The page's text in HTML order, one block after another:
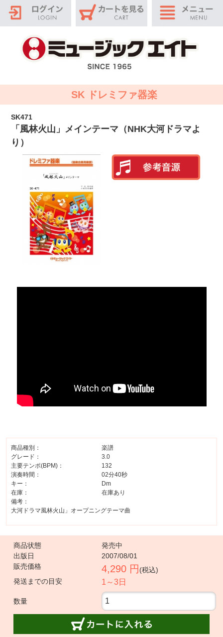
SK ドレミファ器楽
SK471
「風林火山」メインテーマ（NHK大河ドラマよ
り）
商品種別：
楽譜
グレード：
3.0
主要テンポ(BPM)：
132
演奏時間：
02分40秒
キー：
Dm
在庫：
在庫あり
備考：
大河ドラマ風林火山」オープニングテーマ曲
商品状態
発売中
出版日
2007/08/01
販売価格
4,290 円 (税込)
発送までの目安
1～3日
数量